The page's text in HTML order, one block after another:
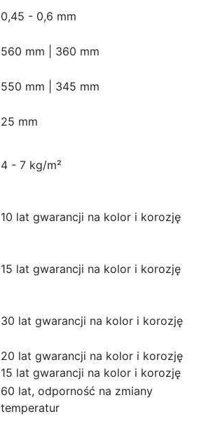
0,45 - 0,6 mm
560 mm | 360 mm
550 mm | 345 mm
25 mm
4 - 7 kg/m²
10 lat gwarancji na kolor i korozję
15 lat gwarancji na kolor i korozję
30 lat gwarancji na kolor i korozję
20 lat gwarancji na kolor i korozję
15 lat gwarancji na kolor i korozję
60 lat, odporność na zmiany
temperatur